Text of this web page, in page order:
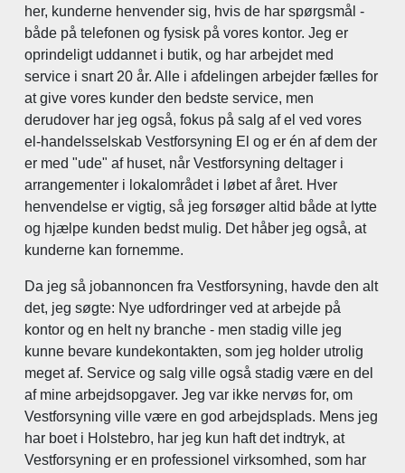
her, kunderne henvender sig, hvis de har spørgsmål -
både på telefonen og fysisk på vores kontor. Jeg er
oprindeligt uddannet i butik, og har arbejdet med
service i snart 20 år. Alle i afdelingen arbejder fælles for
at give vores kunder den bedste service, men
derudover har jeg også, fokus på salg af el ved vores
el-handelsselskab Vestforsyning El og er én af dem der
er med "ude" af huset, når Vestforsyning deltager i
arrangementer i lokalområdet i løbet af året. Hver
henvendelse er vigtig, så jeg forsøger altid både at lytte
og hjælpe kunden bedst mulig. Det håber jeg også, at
kunderne kan fornemme.
Da jeg så jobannoncen fra Vestforsyning, havde den alt
det, jeg søgte: Nye udfordringer ved at arbejde på
kontor og en helt ny branche - men stadig ville jeg
kunne bevare kundekontakten, som jeg holder utrolig
meget af. Service og salg ville også stadig være en del
af mine arbejdsopgaver. Jeg var ikke nervøs for, om
Vestforsyning ville være en god arbejdsplads. Mens jeg
har boet i Holstebro, har jeg kun haft det indtryk, at
Vestforsyning er en professionel virksomhed, som har